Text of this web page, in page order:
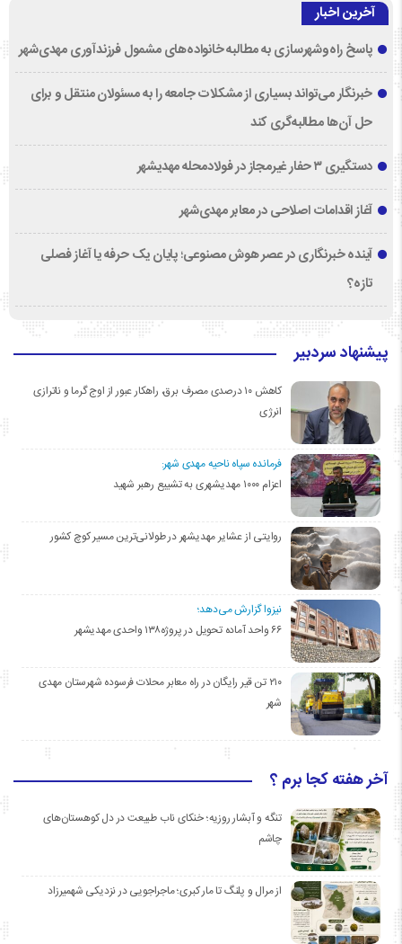
آخرین اخبار
پاسخ راه‌وشهرسازی به مطالبه خانواده‌های مشمول فرزندآوری مهدی‌شهر
خبرنگار می‌تواند بسیاری از مشکلات جامعه را به مسئولان منتقل و برای
حل آن‌ها مطالبه‌گری کند
دستگیری ۳ حفار غیرمجاز در فولادمحله مهدیشهر
آغاز اقدامات اصلاحی در معابر مهدی‌شهر
آینده خبرنگاری در عصر هوش مصنوعی؛ پایان یک حرفه یا آغاز فصلی
تازه؟
پیشنهاد سردبیر
کاهش ۱۰ درصدی مصرف برق، راهکار عبور از اوج گرما و ناترازی
انرژی
فرمانده سپاه ناحیه مهدی شهر:
اعزام ۱۰۰۰ مهدیشهری به تشییع رهبر شهید
روایتی از عشایر مهدیشهر در طولانی‌ترین مسیر کوچ کشور
نیزوا گزارش می‌دهد؛
۶۶ واحد آماده تحویل در پروژه۱۳۸ واحدی مهدیشهر
۲۱۰ تن قیر رایگان در راه معابر محلات فرسوده شهرستان مهدی
شهر
آخر هفته کجا برم ؟
تنگه و آبشار روزیه؛ خنکای ناب طبیعت در دل کوهستان‌های
چاشم
از مرال و پلنگ تا مار کبری؛ ماجراجویی در نزدیکی شهمیرزاد